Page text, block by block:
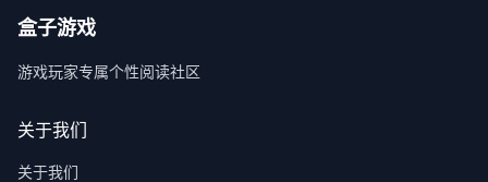
盒子游戏
游戏玩家专属个性阅读社区
关于我们
关于我们